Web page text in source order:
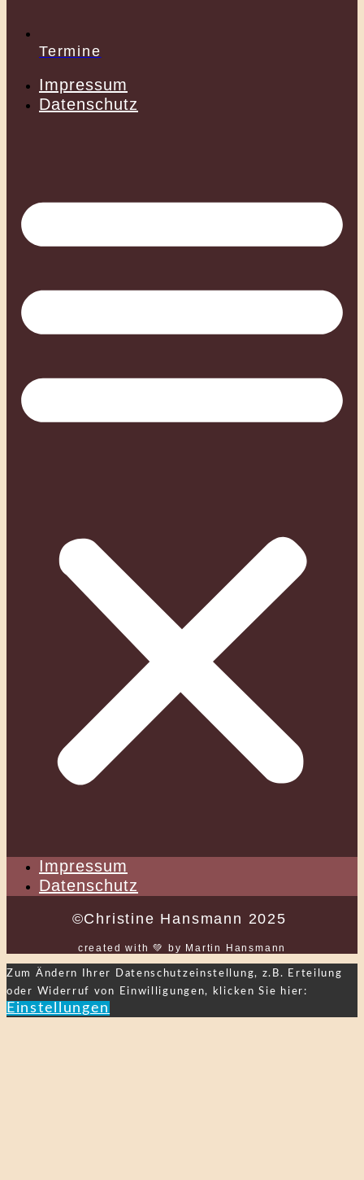
Termine
Impressum
Datenschutz
Impressum
Datenschutz
©Christine Hansmann 2025
created with 💚 by Martin Hansmann
Zum Ändern Ihrer Datenschutzeinstellung, z.B. Erteilung
oder Widerruf von Einwilligungen, klicken Sie hier:
Einstellungen